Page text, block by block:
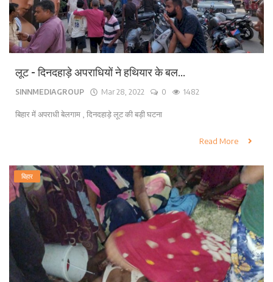
लूट - दिनदहाड़े अपराधियों ने हथियार के बल...
SINNMEDIAGROUP Mar 28, 2022 0 1482
बिहार में अपराधी बेलगाम , दिनदहाड़े लूट की बड़ी घटना
Read More
बिहार